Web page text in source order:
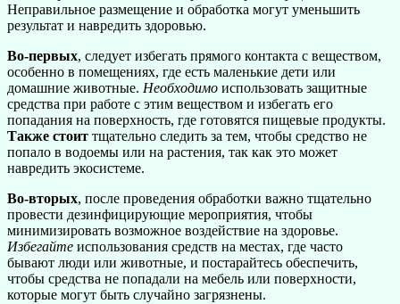
Неправильное размещение и обработка могут уменьшить
результат и навредить здоровью.
Во-первых, следует избегать прямого контакта с веществом,
особенно в помещениях, где есть маленькие дети или
домашние животные. Необходимо использовать защитные
средства при работе с этим веществом и избегать его
попадания на поверхность, где готовятся пищевые продукты.
Также стоит тщательно следить за тем, чтобы средство не
попало в водоемы или на растения, так как это может
навредить экосистеме.
Во-вторых, после проведения обработки важно тщательно
провести дезинфицирующие мероприятия, чтобы
минимизировать возможное воздействие на здоровье.
Избегайте использования средств на местах, где часто
бывают люди или животные, и постарайтесь обеспечить,
чтобы средства не попадали на мебель или поверхности,
которые могут быть случайно загрязнены.